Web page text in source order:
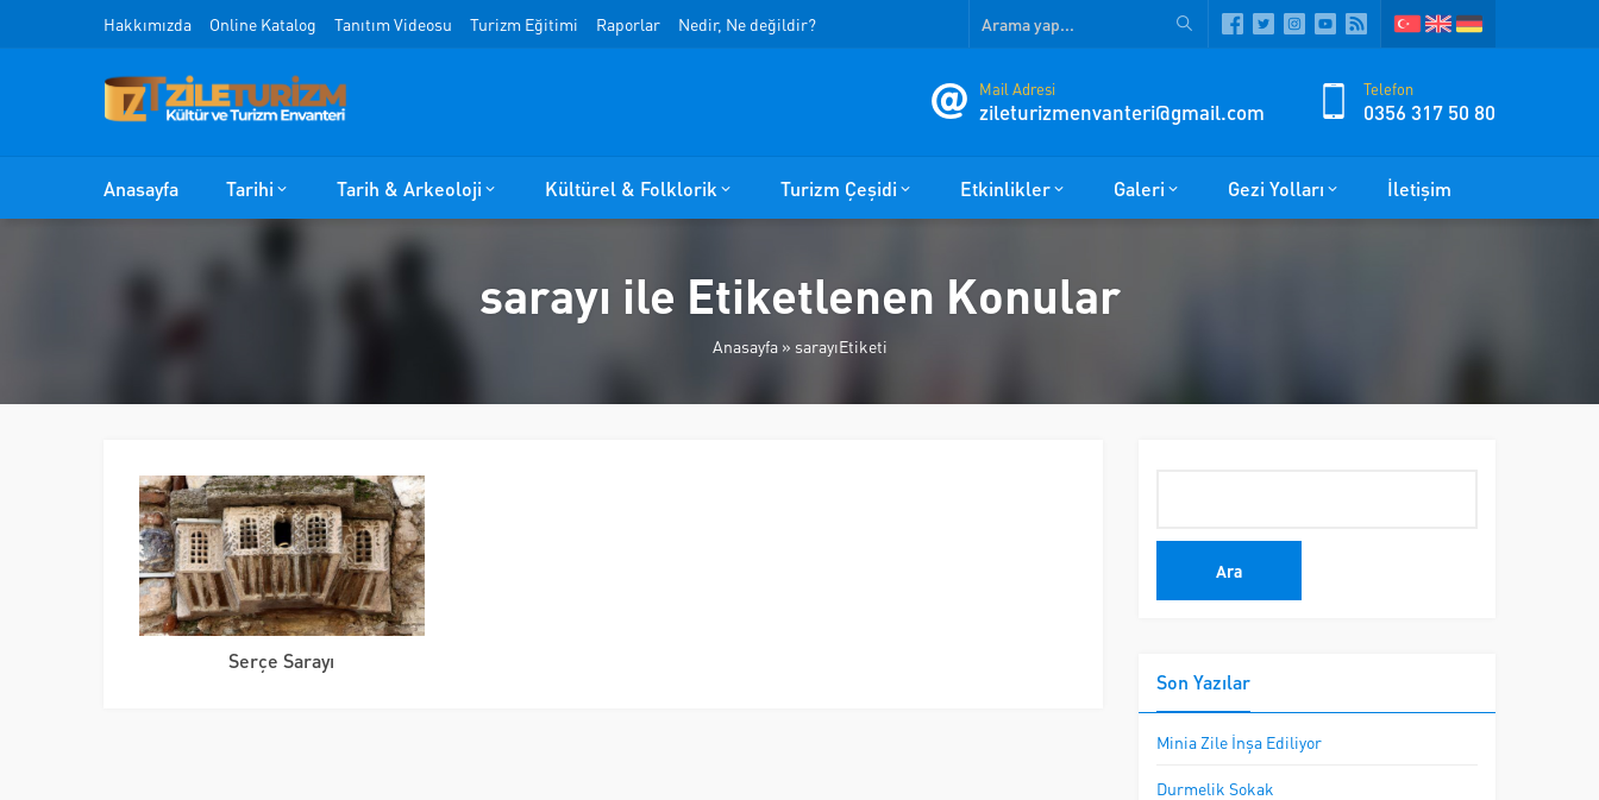
Hakkımızda Online Katalog Tanıtım Videosu Turizm Eğitimi Raporlar Nedir, Ne değildir?
Mail Adresi
zileturizmenvanteri@gmail.com
Telefon
0356 317 50 80
Anasayfa Tarihi Tarih & Arkeoloji Kültürel & Folklorik Turizm Çeşidi Etkinlikler Galeri Gezi Yolları İletişim
sarayı ile Etiketlenen Konular
Anasayfa» sarayıEtiketi
Serçe Sarayı
Son Yazılar
Minia Zile İnşa Ediliyor
Durmelik Sokak